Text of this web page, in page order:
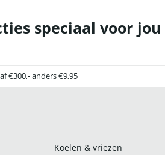
speciaal voor jou
€300,- anders €9,95
Koelen & vriezen